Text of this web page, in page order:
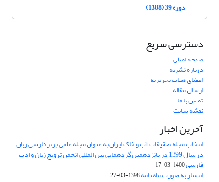
دوره 39 (1388)
دسترسی سریع
صفحه اصلی
درباره نشریه
اعضای هیات تحریریه
ارسال مقاله
تماس با ما
نقشه سایت
آخرین اخبار
انتخاب مجله تحقیقات آب و خاک ایران به عنوان مجله علمی برتر فارسی زبان
در سال 1399 در پانزدهمین گردهمایی بین المللی انجمن ترویج زبان و ادب
فارسی1400-03-17
انتشار به صورت ماهنامه1398-03-27